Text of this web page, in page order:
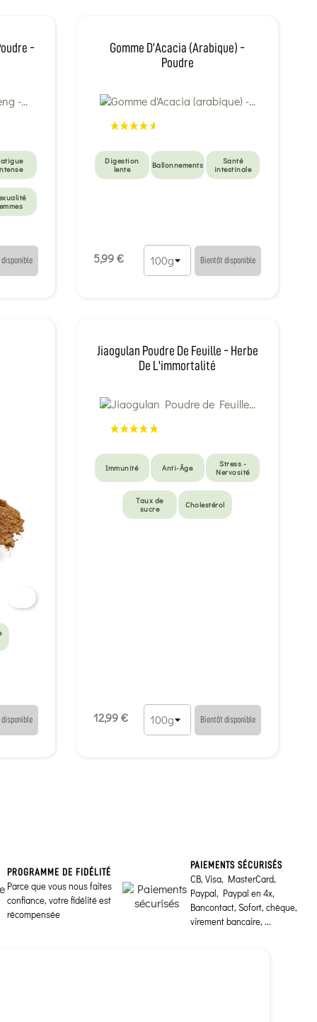
-
Gomme D'Acacia (arabique) -
Poudre
Digestion
lente
Ballonnements
Santé
intestinale
5,99 € Bientôt disponible
Jiaogulan Poudre De Feuille - Herbe
De L'immortalité
Immunité Anti-Âge
Stress -
Nervosité
Taux de
sucre
Cholestérol
12,99 € Bientôt disponible
PROGRAMME DE FIDÉLITÉ
Parce que vous nous faites
confiance, votre fidélité est
récompensée
PAIEMENTS SÉCURISÉS
CB, Visa, MasterCard,
Paypal, Paypal en 4x,
Bancontact, Sofort, chèque,
virement bancaire, ...